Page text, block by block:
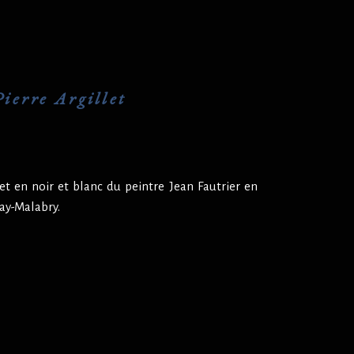
Argillet
en noir et blanc du peintre Jean Fautrier en
Malabry.